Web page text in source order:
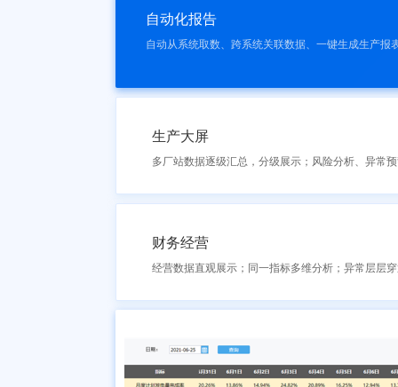
自动化报告
自动从系统取数、跨系统关联数据、一键生成生产报
生产大屏
多厂站数据逐级汇总，分级展示；风险分析、异常
财务经营
经营数据直观展示；同一指标多维分析；异常层层